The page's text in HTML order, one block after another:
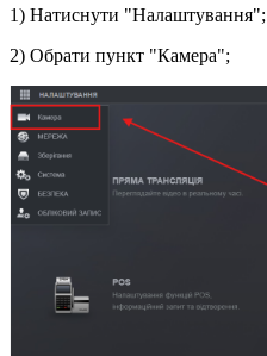
1) Натиснути "Налаштування";
2) Обрати пункт "Камера";